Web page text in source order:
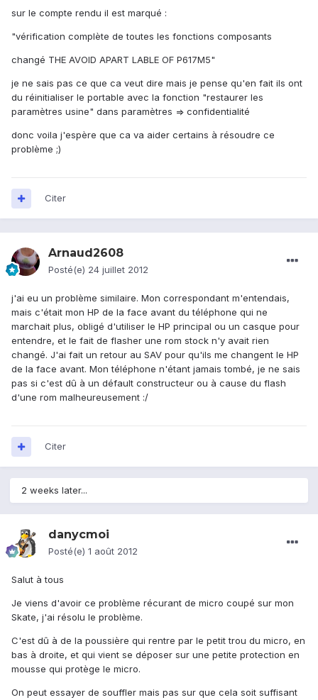
sur le compte rendu il est marqué :
"vérification complète de toutes les fonctions composants
changé THE AVOID APART LABLE OF P617M5"
je ne sais pas ce que ca veut dire mais je pense qu'en fait ils ont
du réinitialiser le portable avec la fonction "restaurer les
paramètres usine" dans paramètres => confidentialité
donc voila j'espère que ca va aider certains à résoudre ce
problème ;)
Citer
Arnaud2608
Posté(e) 24 juillet 2012
j'ai eu un problème similaire. Mon correspondant m'entendais,
mais c'était mon HP de la face avant du téléphone qui ne
marchait plus, obligé d'utiliser le HP principal ou un casque pour
entendre, et le fait de flasher une rom stock n'y avait rien
changé. J'ai fait un retour au SAV pour qu'ils me changent le HP
de la face avant. Mon téléphone n'étant jamais tombé, je ne sais
pas si c'est dû à un défault constructeur ou à cause du flash
d'une rom malheureusement :/
Citer
2 weeks later...
danycmoi
Posté(e) 1 août 2012
Salut à tous
Je viens d'avoir ce problème récurant de micro coupé sur mon
Skate, j'ai résolu le problème.
C'est dû à de la poussière qui rentre par le petit trou du micro, en
bas à droite, et qui vient se déposer sur une petite protection en
mousse qui protège le micro.
On peut essayer de souffler mais pas sur que cela soit suffisant